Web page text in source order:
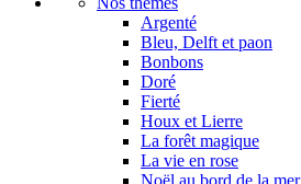
Argenté
Bleu, Delft et paon
Bonbons
Doré
Fierté
Houx et Lierre
La forêt magique
La vie en rose
Noël au bord de la mer